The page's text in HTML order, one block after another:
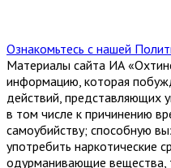
Ознакомьтесь с нашей
Материалы сайта ИА
информацию, которая
действий, представляющих
в том числе к причинению
самоубийству; способную
употребить наркотические
одурманивающие вещества,